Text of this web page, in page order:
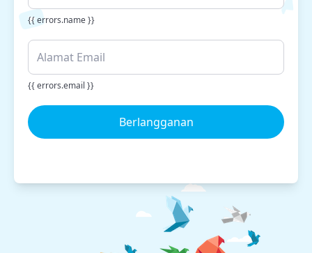
{{ errors.name }}
{{ errors.email }}
Berlangganan